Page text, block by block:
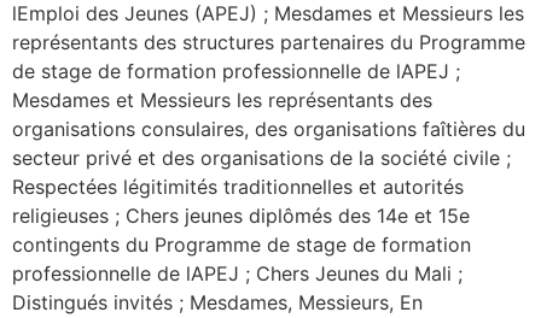
lEmploi des Jeunes (APEJ) ; Mesdames et Messieurs les
représentants des structures partenaires du Programme
de stage de formation professionnelle de lAPEJ ;
Mesdames et Messieurs les représentants des
organisations consulaires, des organisations faîtières du
secteur privé et des organisations de la société civile ;
Respectées légitimités traditionnelles et autorités
religieuses ; Chers jeunes diplômés des 14e et 15e
contingents du Programme de stage de formation
professionnelle de lAPEJ ; Chers Jeunes du Mali ;
Distingués invités ; Mesdames, Messieurs, En